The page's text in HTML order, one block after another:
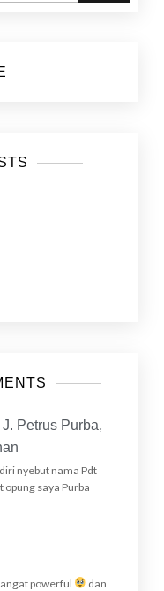
Petrus Purba,
nyebut nama Pdt
opung saya Purba
powerful
dan